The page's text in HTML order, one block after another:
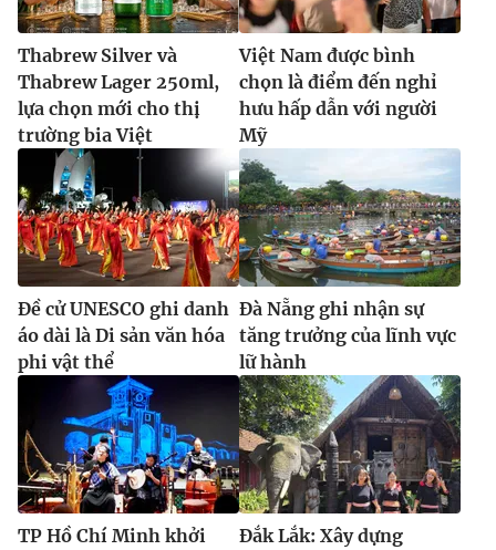
Thabrew Silver và
Thabrew Lager 250ml,
lựa chọn mới cho thị
trường bia Việt
Việt Nam được bình
chọn là điểm đến nghỉ
hưu hấp dẫn với người
Mỹ
Đề cử UNESCO ghi danh
áo dài là Di sản văn hóa
phi vật thể
Đà Nẵng ghi nhận sự
tăng trưởng của lĩnh vực
lữ hành
TP Hồ Chí Minh khởi
Đắk Lắk: Xây dựng